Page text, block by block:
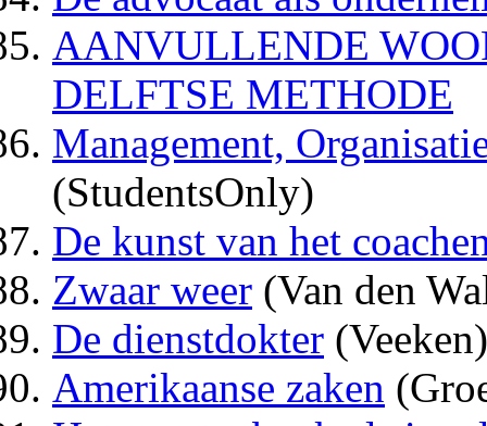
AANVULLENDE
DELFTSE METHODE
Management,
(StudentsOnly)
De kunst van het
Zwaar weer (Van den
De dienstdokter (Veeken)
Amerikaanse zaken